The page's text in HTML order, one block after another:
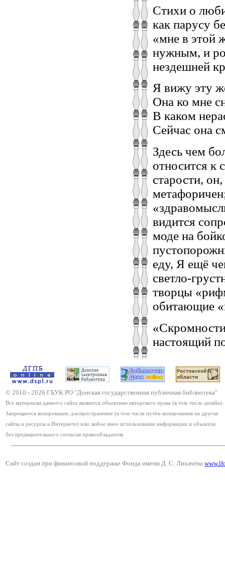
Стихи о
как парусу
«мне в этой
нужным, и
нездешней
Я вижу эту
Она ко мне
В каком
Сейчас она
Здесь чем
относится к
старости,
видится
моде на
еду, Я ещё
светло-
творцы
обитающие
настоящий
© 2010 - 2026 ГБУК РО "Донская государственная публичная библиотека"
Все материалы данного сайта являются объектами авторского права (в том числе дизайн).
Запрещается копирование, распространение (в том числе путём копирования на другие
сайты и ресурсы в Интернете) или любое иное использование информации и объектов
без предварительного согласия правообладателя.
Сайт создан при финансовой поддержке Фонда имени Д. С. Лихачёва